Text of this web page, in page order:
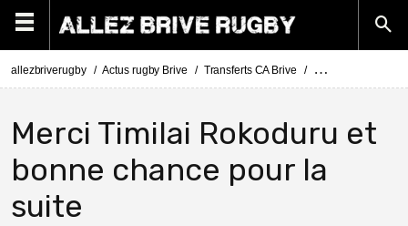
allezbriverugby Actus rugby Brive Transferts CA Brive Actus Transferts
Merci Timilai Rokoduru et
bonne chance pour la
suite